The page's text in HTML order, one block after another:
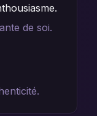
de soi.